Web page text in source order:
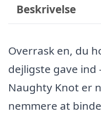
Beskrivelse
Overrask en, du
dejligste gave ind
Naughty Knot er
nemmere at